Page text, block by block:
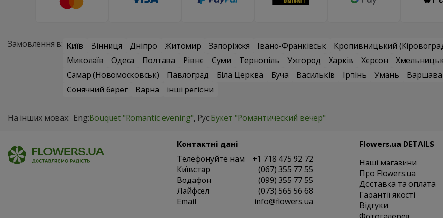
Замовлення в: Київ Вінниця Дніпро Житомир Запоріжжя Івано-Франківськ Кропивницький
Миколаїв
Одеса Полтава Рівне Суми Тернопіль Ужгород Харків Херсон
Самар (Новомосковськ)
Павлоград Біла Церква Буча Васильків Ірпінь Умань Варшава
Сонячний берег
Варна інші регіони
На інших мовах: Eng:Bouquet "Romantic evening" Рус:Букет "Романтический вечер"
Контактні дані
Телефонуйте нам
+1 718 475 92 72
Київстар
(067) 355 77 55
Водафон
(099) 355 77 55
Лайфсел
(073) 565 56 68
Email
info@flowers.ua
Flowers.ua DETAILS
Наші магазини
Про Flowers.ua
Доставка та оплата
Гарантії якості
Відгуки